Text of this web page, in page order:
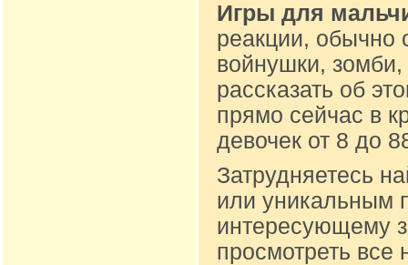
Игры для
реакции, обычно
войнушки, зомби,
рассказать об
прямо сейчас в
девочек от 8 до
Затрудняетесь
или уникальным
интересующему
просмотреть все